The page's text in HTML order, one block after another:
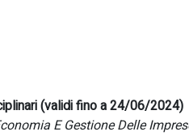
(validi fino a 24/06/2024)
E Gestione Delle